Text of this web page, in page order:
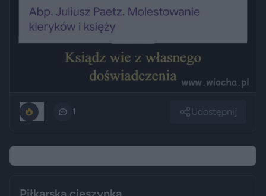
1 Udostępnij